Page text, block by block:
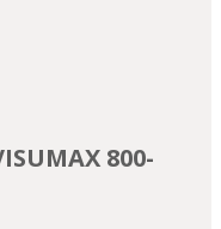
800-